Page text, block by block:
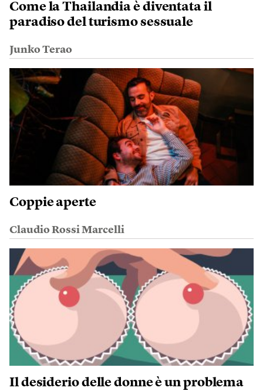
Come la Thailandia è diventata il
paradiso del turismo sessuale
Junko Terao
Coppie aperte
Claudio Rossi Marcelli
Il desiderio delle donne è un problema